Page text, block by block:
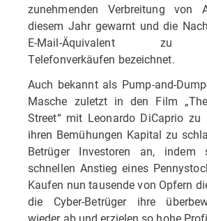
zunehmenden Verbreitung von
diesem Jahr gewarnt und die
E-Mail-Äquivalent zu
Telefonverkäufen bezeichnet.
Auch bekannt als Pump-and-
Masche zuletzt in den Film
Street“ mit Leonardo DiCaprio zu
ihren Bemühungen Kapital zu
Betrüger Investoren an,
schnellen Anstieg eines
Kaufen nun tausende von Opfern
die Cyber-Betrüger ihre
wieder ab und erzielen so hohe